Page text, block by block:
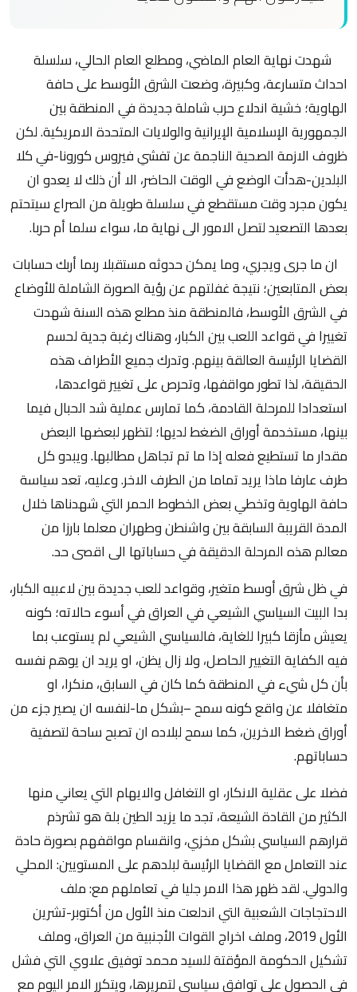
شهدت نهاية العام الماضي، ومطلع العام الحالي، سلسلة
احداث متسارعة، وكبيرة، وضعت الشرق الأوسط على حافة
الهاوية؛ خشية اندلاع حرب شاملة جديدة في المنطقة بين
الجمهورية الإسلامية الإيرانية والولايات المتحدة الامريكية. لكن
ظروف الازمة الصحية الناجمة عن تفشي فيروس كورونا-في كلا
البلدين-هدأت الوضع في الوقت الحاضر، الا أن ذلك لا يعدو ان
يكون مجرد وقت مستقطع في سلسلة طويلة من الصراع سيتحتم
بعدها التصعيد لتصل الامور الى نهاية ما، سواء سلما أم حربا.
ان ما جرى ويجري، وما يمكن حدوثه مستقبلا ربما أربك حسابات
بعض المتابعين؛ نتيجة غفلتهم عن رؤية الصورة الشاملة للأوضاع
في الشرق الأوسط، فالمنطقة منذ مطلع هذه السنة شهدت
تغييرا في قواعد اللعب بين الكبار، وهناك رغبة جدية لحسم
القضايا الرئيسة العالقة بينهم. وتدرك جميع الأطراف هذه
الحقيقة، لذا تطور مواقفها، وتحرص على تغيير قواعدها،
استعدادا للمرحلة القادمة، كما تمارس عملية شد الحبال فيما
بينها، مستخدمة أوراق الضغط لديها؛ لتظهر لبعضها البعض
مقدار ما تستطيع فعله إذا ما تم تجاهل مطالبها. ويبدو كل
طرف عارفا ماذا يريد تماما من الطرف الاخر. وعليه، تعد سياسة
حافة الهاوية وتخطي بعض الخطوط الحمر التي شهدناها خلال
المدة القريبة السابقة بين واشنطن وطهران معلما بارزا من
معالم هذه المرحلة الدقيقة في حساباتها الى اقصى حد.
في ظل شرق أوسط متغير، وقواعد للعب جديدة بين لاعبيه الكبار،
بدا البيت السياسي الشيعي في العراق في أسوء حالاته؛ كونه
يعيش مأزقا كبيرا للغاية، فالسياسي الشيعي لم يستوعب بما
فيه الكفاية التغيير الحاصل، ولا زال يظن، او يريد ان يوهم نفسه
بأن كل شيء في المنطقة كما كان في السابق، منكرا، او
متغافلا عن واقع كونه سمح –بشكل ما-لنفسه ان يصير جزء من
أوراق ضغط الاخرين، كما سمح لبلاده ان تصبح ساحة لتصفية
حساباتهم.
فضلا على عقلية الانكار، او التغافل والايهام التي يعاني منها
الكثير من القادة الشيعة، تجد ما يزيد الطين بلة هو تشرذم
قرارهم السياسي بشكل مخزي، وانقسام مواقفهم بصورة حادة
عند التعامل مع القضايا الرئيسة لبلدهم على المستويين: المحلي
والدولي. لقد ظهر هذا الامر جليا في تعاملهم مع: ملف
الاحتجاجات الشعبية التي اندلعت منذ الأول من أكتوبر-تشرين
الأول 2019، وملف اخراج القوات الأجنبية من العراق، وملف
تشكيل الحكومة المؤقتة للسيد محمد توفيق علاوي التي فشل
في الحصول على توافق سياسي لتمريرها، ويتكرر الامر اليوم مع